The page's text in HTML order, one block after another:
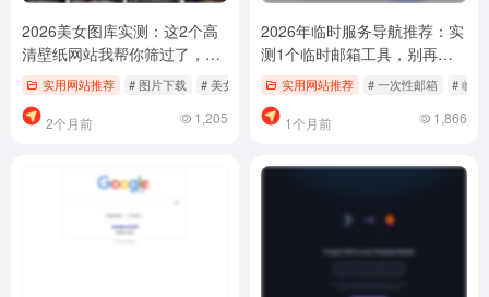
2026美女图库实测：这2个高
清壁纸网站我帮你筛过了，别
再乱找！
实用网站推荐 # 图片下载 # 美女写真 # 美女图库
2个月前 1,205
2026年临时服务导航推荐：实
测1个临时邮箱工具，别再乱
找了实用网站推荐 # 一次性邮箱 # 临时
1个月前 1,866